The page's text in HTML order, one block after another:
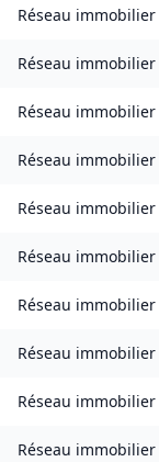
Réseau immobilier
Réseau immobilier
Réseau immobilier
Réseau immobilier
Réseau immobilier
Réseau immobilier
Réseau immobilier
Réseau immobilier
Réseau immobilier
Réseau immobilier